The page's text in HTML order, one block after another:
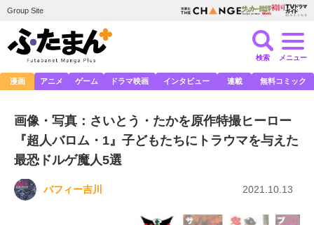
Group Site
検索 メニュー
漫画 アニメ ゲーム ドラマ映画 インタビュー 連載 無料コミック
画像・写真：さいとう・たかを原作特撮ヒーロー
『超人バロム・1』子どもたちにトラウマを与えた
最恐ドルゲ魔人5選
バフィー吉川 2021.10.13